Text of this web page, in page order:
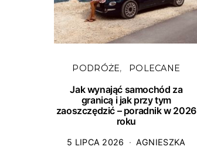
PODRÓŻE POLECANE
Jak wynająć samochód za
granicą i jak przy tym
zaoszczędzić – poradnik w 2026
roku
5 LIPCA 2026 AGNIESZKA